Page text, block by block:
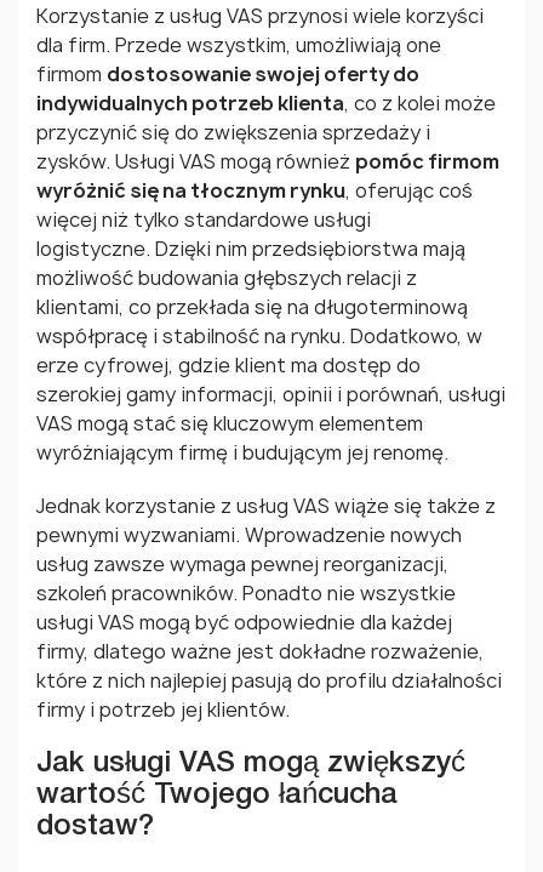
Korzystanie z usług VAS przynosi wiele korzyści
dla firm. Przede wszystkim, umożliwiają one
firmom dostosowanie swojej oferty do
indywidualnych potrzeb klienta, co z kolei może
przyczynić się do zwiększenia sprzedaży i
zysków. Usługi VAS mogą również pomóc firmom
wyróżnić się na tłocznym rynku, oferując coś
więcej niż tylko standardowe usługi
logistyczne. Dzięki nim przedsiębiorstwa mają
możliwość budowania głębszych relacji z
klientami, co przekłada się na długoterminową
współpracę i stabilność na rynku. Dodatkowo, w
erze cyfrowej, gdzie klient ma dostęp do
szerokiej gamy informacji, opinii i porównań, usługi
VAS mogą stać się kluczowym elementem
wyróżniającym firmę i budującym jej renomę.
Jednak korzystanie z usług VAS wiąże się także z
pewnymi wyzwaniami. Wprowadzenie nowych
usług zawsze wymaga pewnej reorganizacji,
szkoleń pracowników. Ponadto nie wszystkie
usługi VAS mogą być odpowiednie dla każdej
firmy, dlatego ważne jest dokładne rozważenie,
które z nich najlepiej pasują do profilu działalności
firmy i potrzeb jej klientów.
Jak usługi VAS mogą zwiększyć
wartość Twojego łańcucha
dostaw?